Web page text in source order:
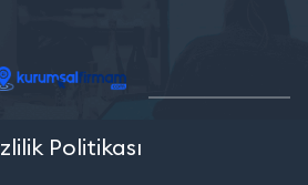
Politikası